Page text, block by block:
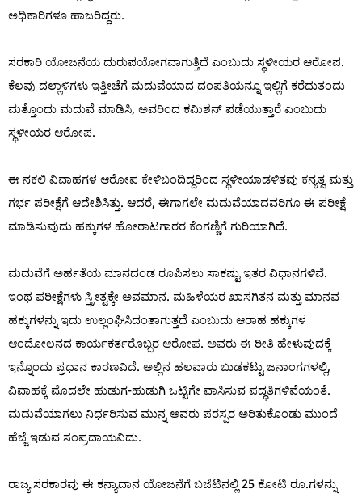
ಅಧಿಕಾರಿಗಳೂ ಹಾಜರಿದ್ದರು.
ಸರಕಾರಿ ಯೋಜನೆಯ ದುರುಪಯೋಗವಾಗುತ್ತಿದೆ ಎಂಬುದು ಸ್ಥಳೀಯರ ಆರೋಪ.
ಕೆಲವು ದಲ್ಲಾಳಿಗಳು ಇತ್ತೀಚೆಗೆ ಮದುವೆಯಾದ ದಂಪತಿಯನ್ನೂ ಇಲ್ಲಿಗೆ ಕರೆದುತಂದು
ಮತ್ತೊಂದು ಮದುವೆ ಮಾಡಿಸಿ, ಅವರಿಂದ ಕಮಿಶನ್ ಪಡೆಯುತ್ತಾರೆ ಎಂಬುದು
ಸ್ಥಳೀಯರ ಆರೋಪ.
ಈ ನಕಲಿ ವಿವಾಹಗಳ ಆರೋಪ ಕೇಳಿಬಂದಿದ್ದರಿಂದ ಸ್ಥಳೀಯಾಡಳಿತವು ಕನ್ಯತ್ವ ಮತ್ತು
ಗರ್ಭ ಪರೀಕ್ಷೆಗೆ ಆದೇಶಿಸಿತ್ತು. ಆದರೆ, ಈಗಾಗಲೇ ಮದುವೆಯಾದವರಿಗೂ ಈ ಪರೀಕ್ಷೆ
ಮಾಡಿಸುವುದು ಹಕ್ಕುಗಳ ಹೋರಾಟಗಾರರ ಕೆಂಗಣ್ಣಿಗೆ ಗುರಿಯಾಗಿದೆ.
ಮದುವೆಗೆ ಅರ್ಹತೆಯ ಮಾನದಂಡ ರೂಪಿಸಲು ಸಾಕಷ್ಟು ಇತರ ವಿಧಾನಗಳಿವೆ.
ಇಂಥ ಪರೀಕ್ಷೆಗಳು ಸ್ತ್ರೀತ್ವಕ್ಕೇ ಅವಮಾನ. ಮಹಿಳೆಯರ ಖಾಸಗಿತನ ಮತ್ತು ಮಾನವ
ಹಕ್ಕುಗಳನ್ನು ಇದು ಉಲ್ಲಂಘಿಸಿದಂತಾಗುತ್ತದೆ ಎಂಬುದು ಆರಾಹ ಹಕ್ಕುಗಳ
ಆಂದೋಲನದ ಕಾರ್ಯಕರ್ತರೊಬ್ಬರ ಆರೋಪ. ಅವರು ಈ ರೀತಿ ಹೇಳುವುದಕ್ಕೆ
ಇನ್ನೊಂದು ಪ್ರಧಾನ ಕಾರಣವಿದೆ. ಅಲ್ಲಿನ ಹಲವಾರು ಬುಡಕಟ್ಟು ಜನಾಂಗಗಳಲ್ಲಿ,
ವಿವಾಹಕ್ಕೆ ಮೊದಲೇ ಹುಡುಗ-ಹುಡುಗಿ ಒಟ್ಟಿಗೇ ವಾಸಿಸುವ ಪದ್ಧತಿಗಳಿವೆಯಂತೆ.
ಮದುವೆಯಾಗಲು ನಿರ್ಧರಿಸುವ ಮುನ್ನ ಅವರು ಪರಸ್ಪರ ಅರಿತುಕೊಂಡು ಮುಂದೆ
ಹೆಜ್ಜೆ ಇಡುವ ಸಂಪ್ರದಾಯವಿದು.
ರಾಜ್ಯ ಸರಕಾರವು ಈ ಕನ್ಯಾದಾನ ಯೋಜನೆಗೆ ಬಜೆಟಿನಲ್ಲಿ 25 ಕೋಟಿ ರೂ.ಗಳನ್ನು